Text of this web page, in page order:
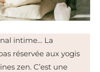
intime… La
réservée aux yogis
zen. C’est une